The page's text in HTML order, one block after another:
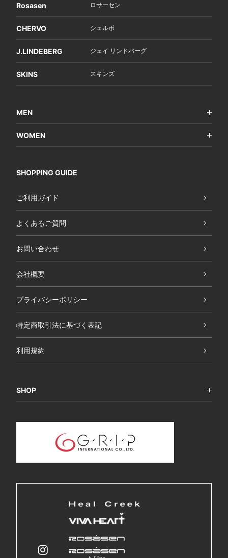
Rosasen ロサーセン
CHERVO シェルボ
J.LINDEBERG ジェイ リンドバーグ
SKINS スキンズ
MEN
WOMEN
SHOPPING GUIDE
ご利用ガイド
よくあるご質問
お問い合わせ
会社概要
プライバシーポリシー
特定商取引法に基づく表記
利用規約
SHOP